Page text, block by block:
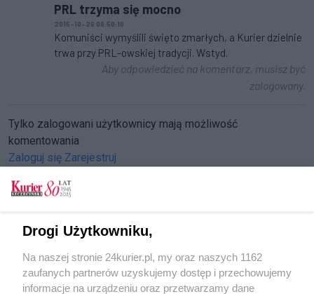
PRL trzyma się mocno
2015-10-26 09:50:10
Komuniści wymyślili święto zmarłych, a Kurier dzielnie
trwa przy PRL-owskiej tradycji. Wstyd.
Aby odpowiedzieć na komentarz, musisz być
zalogowany.
Tylko zalogowani użytkownicy mają możliwość
komentowania
Zaloguj się Zarejestruj
CZYTAJ TAKŻE
Dodatkowy tramwaj na cmentarz
Piętnastką do cmentarza
Drogi Użytkowniku,
Na naszej stronie 24kurier.pl, my oraz naszych 1162
zaufanych partnerów uzyskujemy dostęp i przechowujemy
informacje na urządzeniu oraz przetwarzamy dane